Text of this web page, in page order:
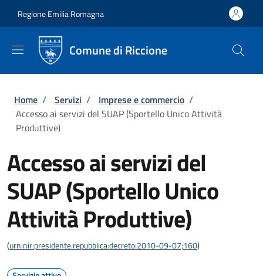
Regione Emilia Romagna
Comune di Riccione
Briciole di pane
Home / Servizi / Imprese e commercio /
Accesso ai servizi del SUAP (Sportello Unico Attività
Produttive)
Accesso ai servizi del
SUAP (Sportello Unico
Attività Produttive)
(urn:nir:presidente.repubblica:decreto:2010-09-07;160)